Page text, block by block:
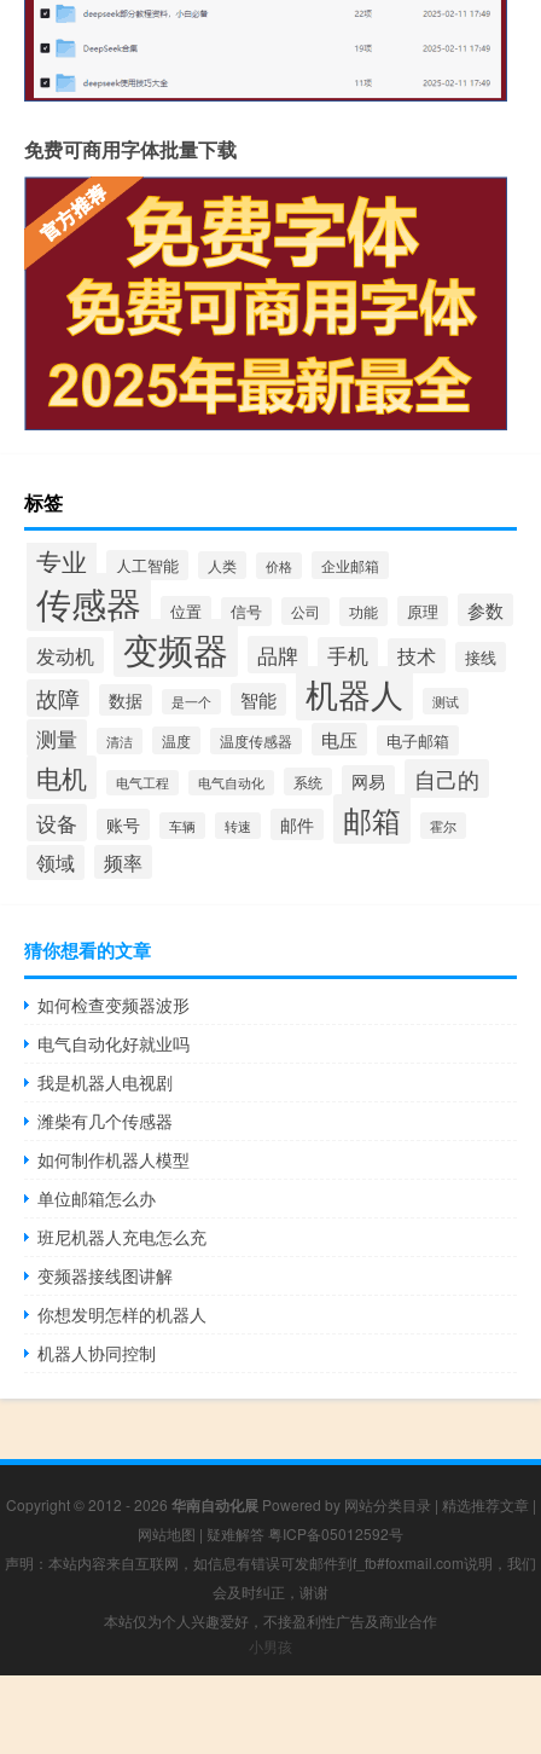
免费可商用字体批量下载
标签
专业 人工智能 人类 价格 企业邮箱
传感器 位置 信号 公司 功能 原理 参数
发动机 变频器 品牌 手机 技术 接线
故障 数据 是一个 智能 机器人 测试
测量 清洁 温度 温度传感器 电压 电子邮箱
电机 电气工程 电气自动化 系统 网易 自己的
设备 账号 车辆 转速 邮件 邮箱 霍尔
领域 频率
猜你想看的文章
如何检查变频器波形
电气自动化好就业吗
我是机器人电视剧
潍柴有几个传感器
如何制作机器人模型
单位邮箱怎么办
班尼机器人充电怎么充
变频器接线图讲解
你想发明怎样的机器人
机器人协同控制
Copyright © 2012 - 2026 华南自动化展Powered by 网站分类目录 | 精选推荐文章 |
网站地图 | 疑难解答 粤ICP备05012592号
声明：本站内容来自互联网，如信息有错误可发邮件到f_fb#foxmail.com说明，我们
会及时纠正，谢谢
本站仅为个人兴趣爱好，不接盈利性广告及商业合作
小男孩